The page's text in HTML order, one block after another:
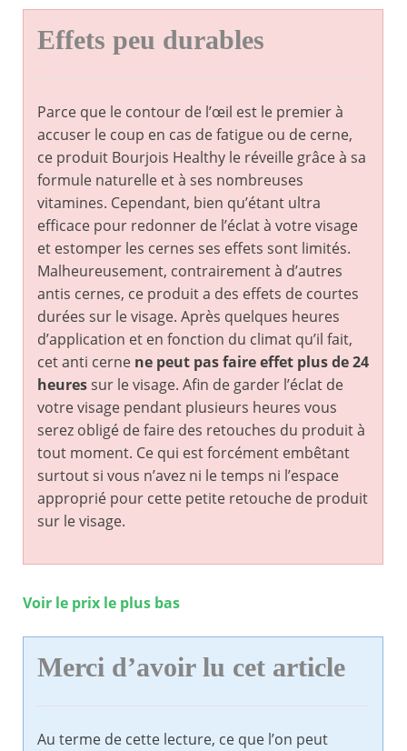
Effets peu durables
Parce que le contour de l’œil est le premier à
accuser le coup en cas de fatigue ou de cerne,
ce produit Bourjois Healthy le réveille grâce à sa
formule naturelle et à ses nombreuses
vitamines. Cependant, bien qu’étant ultra
efficace pour redonner de l’éclat à votre visage
et estomper les cernes ses effets sont limités.
Malheureusement, contrairement à d’autres
antis cernes, ce produit a des effets de courtes
durées sur le visage. Après quelques heures
d’application et en fonction du climat qu’il fait,
cet anti cerne ne peut pas faire effet plus de 24
heuressur le visage. Afin de garder l’éclat de
votre visage pendant plusieurs heures vous
serez obligé de faire des retouches du produit à
tout moment. Ce qui est forcément embêtant
surtout si vous n’avez ni le temps ni l’espace
approprié pour cette petite retouche de produit
sur le visage.
Voir le prix le plus bas
Merci d’avoir lu cet article
Au terme de cette lecture, ce que l’on peut